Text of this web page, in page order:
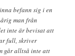
befann sig i en
man från
inte är bevisat att
full, skriver
går alltså inte att